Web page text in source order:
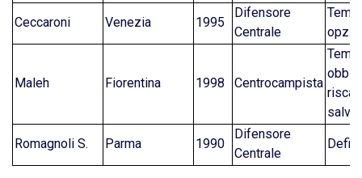
Ceccaroni Venezia 1995
Difensore
Centrale
opz.
Maleh Fiorentina 1998 Centrocampista
Romagnoli S. Parma 1990
Difensore
Centrale